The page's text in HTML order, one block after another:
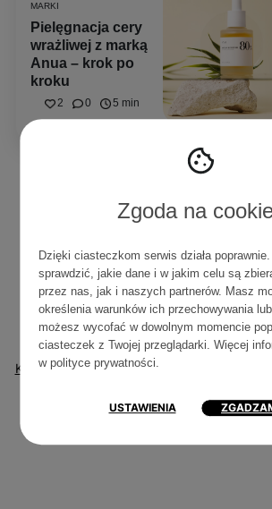
Zgoda na
Dzięki ciasteczkom serwis działa
sprawdzić, jakie dane i w jakim celu są
przez nas, jak i naszych partnerów. Masz
określenia warunków ich przechowywania
możesz wycofać w dowolnym momencie
ciasteczek z Twojej przeglądarki. Więcej
w polityce prywatności.
USTAWIENIA
MARKI
Pielęgnacja cery
wrażliwej z marką
Anua – krok po
kroku
2 0 5 min
PIELĘGNACJA TWARZY
TOP
PORADY KOSMETOLOGAPIELĘGNACJA
PIELĘGNACJA CIAŁA
SKŁADY KOSMETYKÓW
ZABIEGI KOSMETYCZNESKINTRA
KOREAŃSKIE KOSMETYKI
ZŁUSZCZANIEZMARSZCZKI SPF